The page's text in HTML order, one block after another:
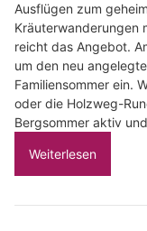
Ausflügen zum
Kräuterwanderungen
reicht das Angebot.
um den neu
Familiensommer ein.
oder die Holzweg-
Bergsommer aktiv
Weiterlesen